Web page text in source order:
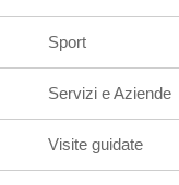
Sport
Servizi e Aziende
Visite guidate